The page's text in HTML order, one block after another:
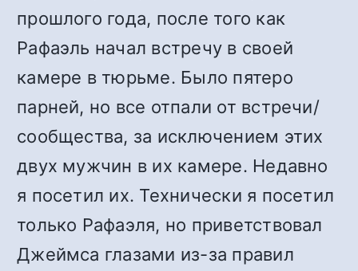
прошлого года, после того как
Рафаэль начал встречу в своей
камере в тюрьме. Было пятеро
парней, но все отпали от встречи/
сообщества, за исключением этих
двух мужчин в их камере. Недавно
я посетил их. Технически я посетил
только Рафаэля, но приветствовал
Джеймса глазами из-за правил